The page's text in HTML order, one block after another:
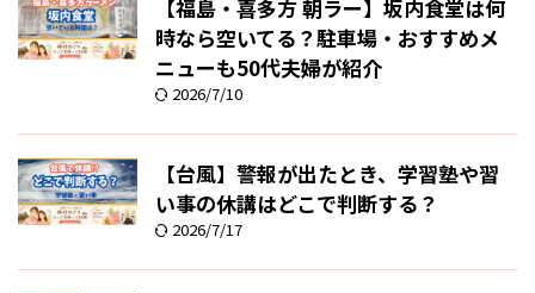
【福島・喜多方 朝ラー】坂内食堂は何
時なら空いてる？駐車場・おすすめメ
ニューも50代夫婦が紹介
2026/7/10
【台風】警報が出たとき、学習塾や習
い事の休講はどこで判断する？
2026/7/17